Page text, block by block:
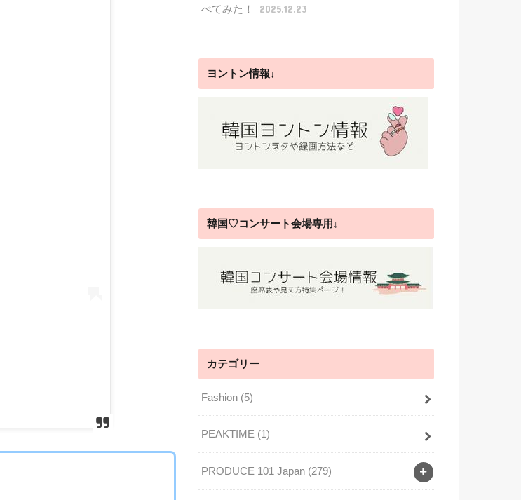
べてみた！
2025.12.23
ヨントン情報↓
韓国♡コンサート会場専用↓
カテゴリー
Fashion (5)
PEAKTIME (1)
PRODUCE 101 Japan (279)